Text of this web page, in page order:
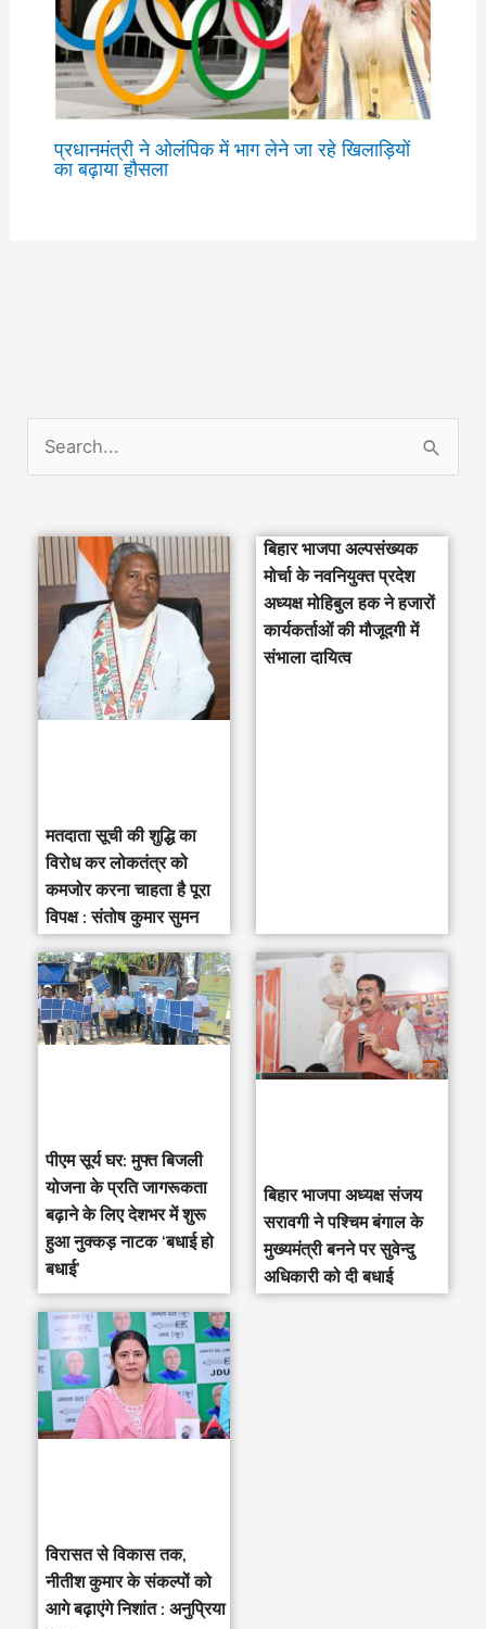
प्रधानमंत्री ने ओलंपिक में भाग लेने जा रहे खिलाड़ियों
का बढ़ाया हौसला
मतदाता सूची की शुद्धि का
विरोध कर लोकतंत्र को
कमजोर करना चाहता है पूरा
विपक्ष : संतोष कुमार सुमन
बिहार भाजपा अल्पसंख्यक
मोर्चा के नवनियुक्त प्रदेश
अध्यक्ष मोहिबुल हक ने हजारों
कार्यकर्ताओं की मौजूदगी में
संभाला दायित्व
पीएम सूर्य घर: मुफ्त बिजली
योजना के प्रति जागरूकता
बढ़ाने के लिए देशभर में शुरू
हुआ नुक्कड़ नाटक ‘बधाई हो
बधाई’
‎बिहार भाजपा अध्यक्ष संजय
सरावगी ने पश्चिम बंगाल के
मुख्यमंत्री बनने पर सुवेन्दु
अधिकारी को दी बधाई
विरासत से विकास तक,
नीतीश कुमार के संकल्पों को
आगे बढ़ाएंगे निशांत : अनुप्रिया